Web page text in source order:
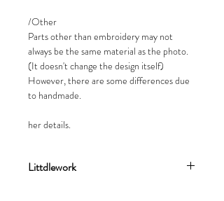
/Other
Parts other than embroidery may not
always be the same material as the photo.
(It doesn't change the design itself)
However, there are some differences due
to handmade.
her details.
Littdlework